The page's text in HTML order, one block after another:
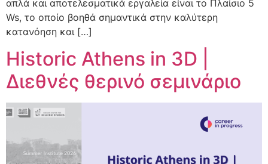
απλά και αποτελεσματικά εργαλεία είναι το Πλαίσιο 5
Ws, το οποίο βοηθά σημαντικά στην καλύτερη
κατανόηση και […]
Historic Athens in 3D |
Διεθνές θερινό σεμινάριο